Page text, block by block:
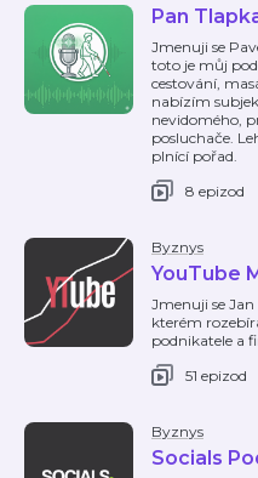
Pan
Jmenuji se
toto je můj
cestování,
nabízím
nevidomého,
posluchače.
plnící pořad.
8 epizod
Byznys
YouTube
Jmenuji se
kterém
podnikatele a
51 epizod
Byznys
Socials